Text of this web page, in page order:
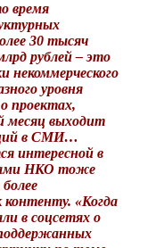
время
30 тысяч
рублей – это
некоммерческого
уровня
проектах,
выходит
в СМИ…
интересной в
НКО тоже
контенту. «Когда
в соцсетях о